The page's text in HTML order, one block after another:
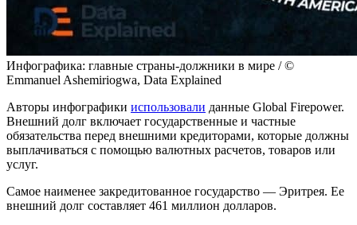
Инфографика: главные страны-должники в мире / ©
Emmanuel Ashemiriogwa, Data Explained
Авторы инфографики использовали данные Global Firepower.
Внешний долг включает государственные и частные
обязательства перед внешними кредиторами, которые должны
выплачиваться с помощью валютных расчетов, товаров или
услуг.
Самое наименее закредитованное государство — Эритрея. Ее
внешний долг составляет 461 миллион долларов.